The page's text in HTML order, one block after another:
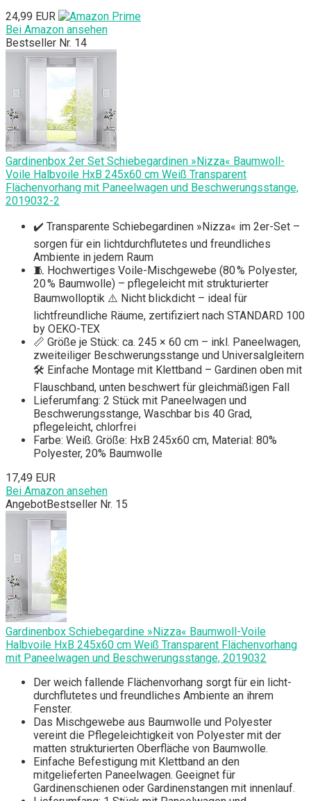
24,99 EUR
Bei Amazon ansehen
Bestseller Nr. 14
Gardinenbox 2er Set Schiebegardinen »Nizza« Baumwoll-
Voile Halbvoile HxB 245x60 cm Weiß Transparent
Flächenvorhang mit Paneelwagen und Beschwerungsstange,
2019032-2
✔️ Transparente Schiebegardinen »Nizza« im 2er-Set –
sorgen für ein lichtdurchflutetes und freundliches
Ambiente in jedem Raum
🧵 Hochwertiges Voile-Mischgewebe (80 % Polyester,
20 % Baumwolle) – pflegeleicht mit strukturierter
Baumwolloptik ⚠️ Nicht blickdicht – ideal für
lichtfreundliche Räume, zertifiziert nach STANDARD 100
by OEKO-TEX
📏 Größe je Stück: ca. 245 × 60 cm – inkl. Paneelwagen,
zweiteiliger Beschwerungsstange und Universalgleitern
🛠️ Einfache Montage mit Klettband – Gardinen oben mit
Flauschband, unten beschwert für gleichmäßigen Fall
Lieferumfang: 2 Stück mit Paneelwagen und
Beschwerungsstange, Waschbar bis 40 Grad,
pflegeleicht, chlorfrei
Farbe: Weiß. Größe: HxB 245x60 cm, Material: 80%
Polyester, 20% Baumwolle
17,49 EUR
Bei Amazon ansehen
AngebotBestseller Nr. 15
Gardinenbox Schiebegardine »Nizza« Baumwoll-Voile
Halbvoile HxB 245x60 cm Weiß Transparent Flächenvorhang
mit Paneelwagen und Beschwerungsstange, 2019032
Der weich fallende Flächenvorhang sorgt für ein licht-
durchflutetes und freundliches Ambiente an ihrem
Fenster.
Das Mischgewebe aus Baumwolle und Polyester
vereint die Pflegeleichtigkeit von Polyester mit der
matten strukturierten Oberfläche von Baumwolle.
Einfache Befestigung mit Klettband an den
mitgelieferten Paneelwagen. Geeignet für
Gardinenschienen oder Gardinenstangen mit innenlauf.